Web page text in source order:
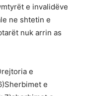
e invalidëve
ne shtetin e
nuk arrin as
e
e